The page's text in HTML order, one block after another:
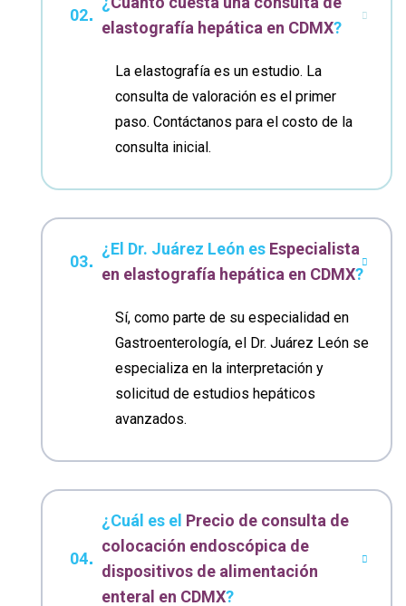
elastografía hepática en CDMX?
La elastografía es un estudio. La
consulta de valoración es el primer
paso. Contáctanos para el costo de la
consulta inicial.
¿El Dr. Juárez León es Especialista
en elastografía hepática en CDMX?
Sí, como parte de su especialidad en
Gastroenterología, el Dr. Juárez León se
especializa en la interpretación y
solicitud de estudios hepáticos
avanzados.
¿Cuál es el Precio de consulta de
colocación endoscópica de
dispositivos de alimentación
enteral en CDMX?